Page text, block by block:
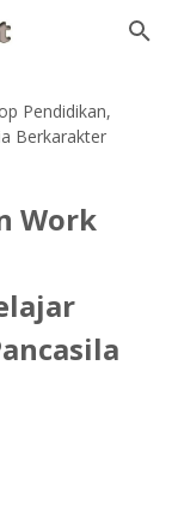
Pendidikan,
Berkarakter
Work